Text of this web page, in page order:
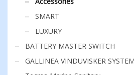
SMART
LUXURY
BATTERY MASTER SWITCH
GALLINEA VINDUVISKER SYSTEM